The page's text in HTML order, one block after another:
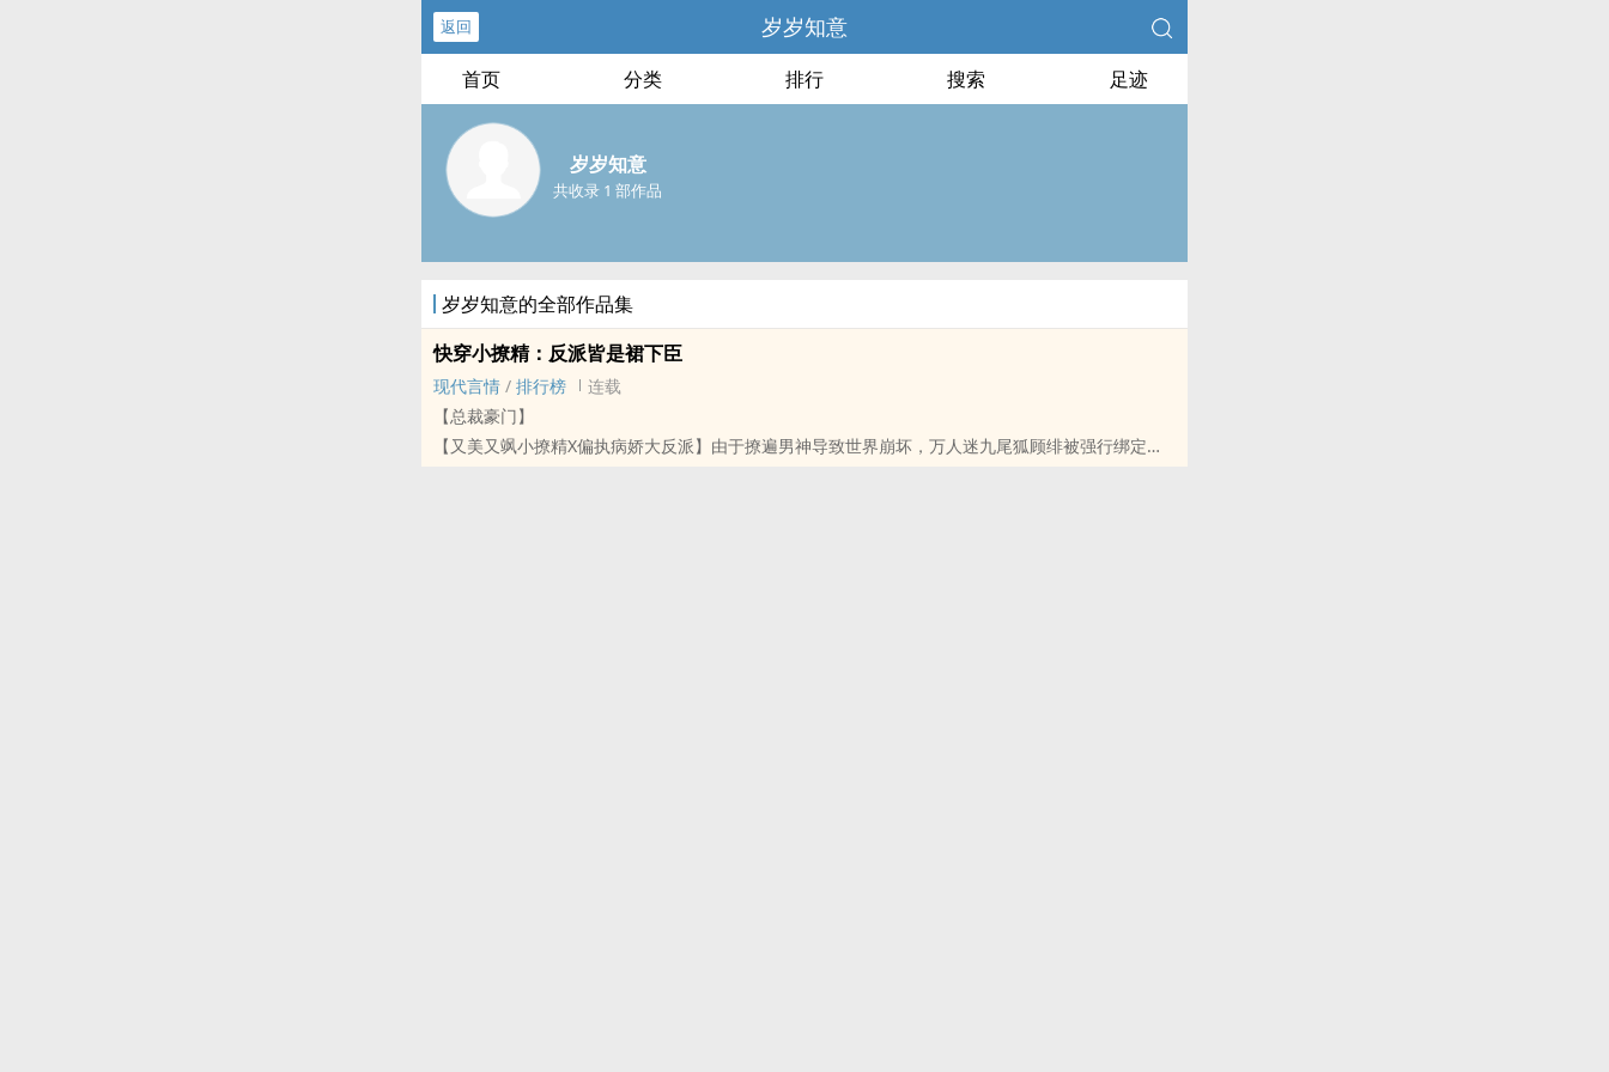
返回 岁岁知意
首页 分类 排行 搜索 足迹
岁岁知意
共收录 1 部作品
岁岁知意的全部作品集
快穿小撩精：反派皆是裙下臣
现代言情 / 排行榜
连载
【总裁豪门】
【又美又飒小撩精X偏执病娇大反派】由于撩遍男神导致世界崩坏，万人迷九尾狐顾绯被强行绑定了